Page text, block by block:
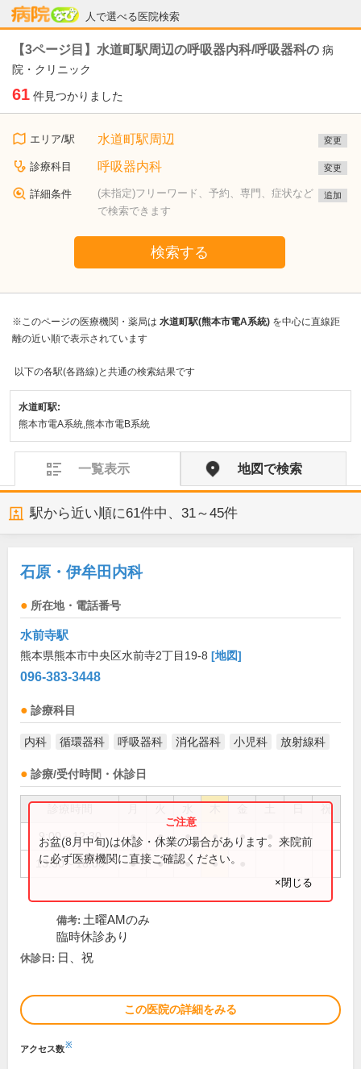
人で選べる医院検索
病院なび
【3ページ目】水道町駅周辺の呼吸器内科/呼吸器科の 病
院・クリニック
61 件見つかりました
エリア/駅 水道町駅周辺 変更
診療科目 呼吸器内科 変更
詳細条件
(未指定)フリーワード、予約、専門、症状など
で検索できます
追加
検索する
※このページの医療機関・薬局は 水道町駅(熊本市電A系統) を中心に直線距
離の近い順で表示されています
以下の各駅(各路線)と共通の検索結果です
水道町駅:
熊本市電A系統,熊本市電B系統
一覧表示 地図で検索
駅から近い順に61件中、 31～45件
石原・伊牟田内科
所在地・電話番号
水前寺駅
熊本県熊本市中央区水前寺2丁目19-8 [地図]
096-383-3448
診療科目
内科 循環器科 呼吸器科 消化器科 小児科 放射線科
診療/受付時間・休診日
祝
9:00～12:30 ● ● ● ● ●
13:30～18:00 ● ● ● ●
お盆(8月中旬)は休診・休業の場合があります。来院前
に必ず医療機関に直接ご確認ください。
×閉じる
備考: 土曜AMのみ
臨時休診あり
休診日: 日、祝
この医院の詳細をみる
アクセス数※